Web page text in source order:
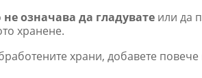
не означава да гладувате или да
хранене.
храни, добавете